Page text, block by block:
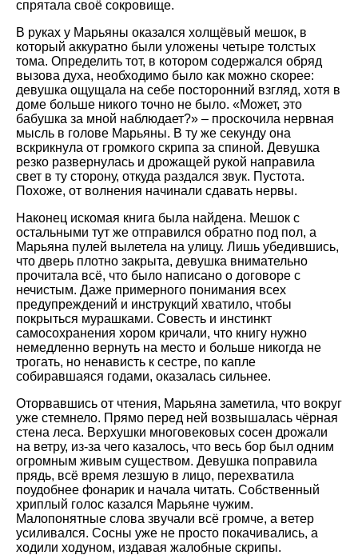
спрятала своё сокровище.
В руках у Марьяны оказался холщёвый мешок, в
который аккуратно были уложены четыре толстых
тома. Определить тот, в котором содержался обряд
вызова духа, необходимо было как можно скорее:
девушка ощущала на себе посторонний взгляд, хотя в
доме больше никого точно не было. «Может, это
бабушка за мной наблюдает?» – проскочила нервная
мысль в голове Марьяны. В ту же секунду она
вскрикнула от громкого скрипа за спиной. Девушка
резко развернулась и дрожащей рукой направила
свет в ту сторону, откуда раздался звук. Пустота.
Похоже, от волнения начинали сдавать нервы.
Наконец искомая книга была найдена. Мешок с
остальными тут же отправился обратно под пол, а
Марьяна пулей вылетела на улицу. Лишь убедившись,
что дверь плотно закрыта, девушка внимательно
прочитала всё, что было написано о договоре с
нечистым. Даже примерного понимания всех
предупреждений и инструкций хватило, чтобы
покрыться мурашками. Совесть и инстинкт
самосохранения хором кричали, что книгу нужно
немедленно вернуть на место и больше никогда не
трогать, но ненависть к сестре, по капле
собиравшаяся годами, оказалась сильнее.
Оторвавшись от чтения, Марьяна заметила, что вокруг
уже стемнело. Прямо перед ней возвышалась чёрная
стена леса. Верхушки многовековых сосен дрожали
на ветру, из-за чего казалось, что весь бор был одним
огромным живым существом. Девушка поправила
прядь, всё время лезшую в лицо, перехватила
поудобнее фонарик и начала читать. Собственный
хриплый голос казался Марьяне чужим.
Малопонятные слова звучали всё громче, а ветер
усиливался. Сосны уже не просто покачивались, а
ходили ходуном, издавая жалобные скрипы.